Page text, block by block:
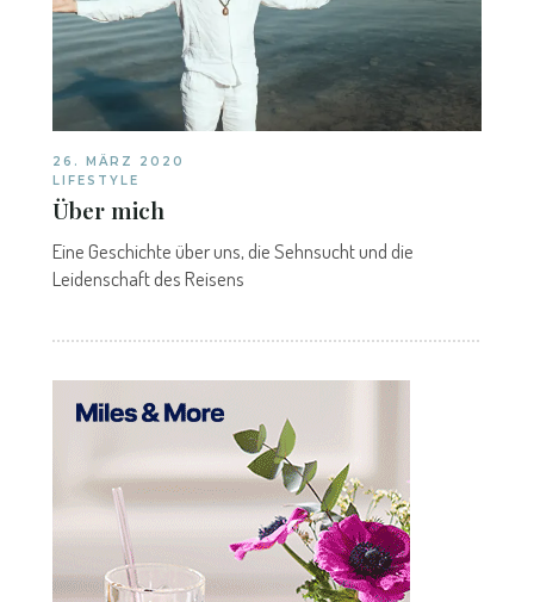
26. MÄRZ 2020
LIFESTYLE
Über mich
Eine Geschichte über uns, die Sehnsucht und die
Leidenschaft des Reisens